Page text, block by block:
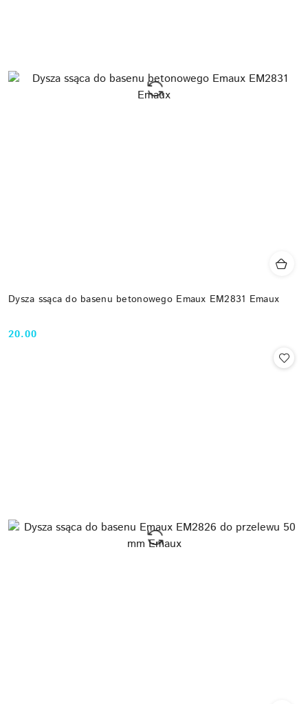
Dysza ssąca do basenu betonowego Emaux EM2831 Emaux
Cena:
20.00